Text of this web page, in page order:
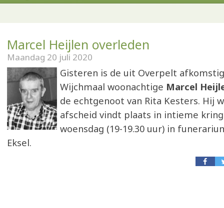
Marcel Heijlen overleden
Maandag 20 juli 2020
Gisteren is de uit Overpelt
Wijchmaal woonachtige Marcel
de echtgenoot van Rita Kesters. Hij
afscheid vindt plaats in intieme
woensdag (19-19.30 uur) in
Eksel.